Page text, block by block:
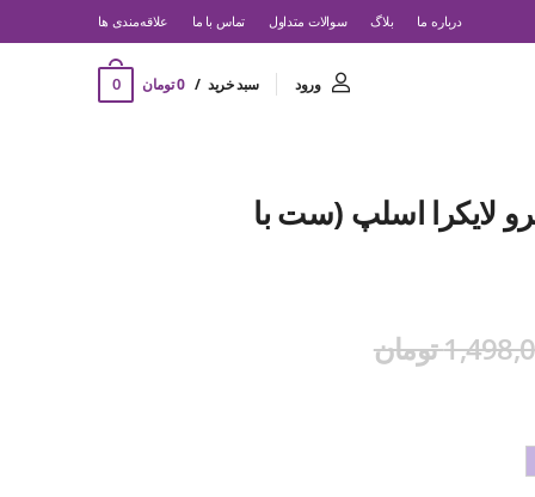
درباره ما بلاگ سوالات متداول تماس با ما ‌علاقه‌مندی ها
ورود سبد خرید 0 تومان 0
لایکرا اسلپ (ست با
تومان